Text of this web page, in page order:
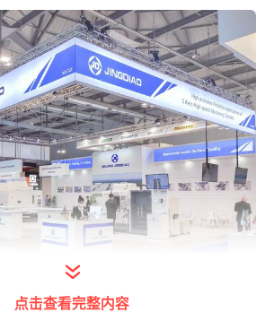
打开今日头条查看图片详情
点击查看完整内容